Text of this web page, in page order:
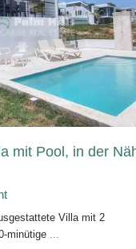
mit Pool, in der
Villa mit 2
minütige ...